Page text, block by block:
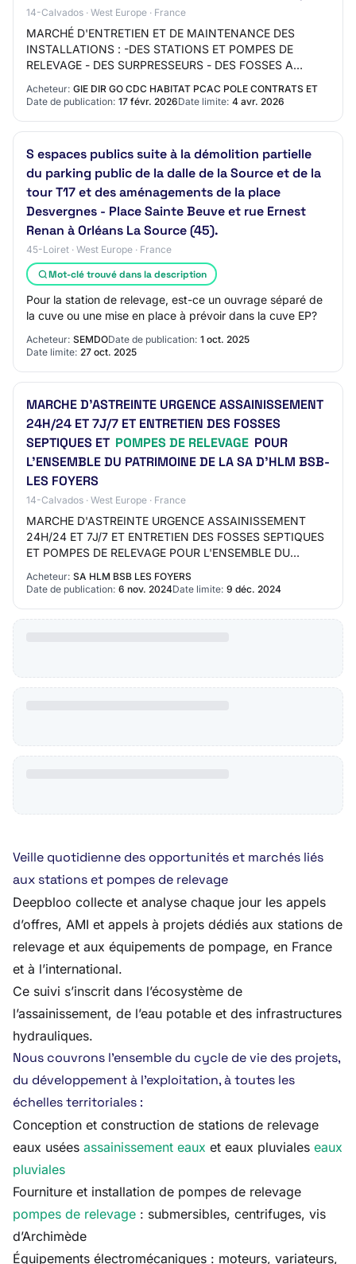
14-Calvados · West Europe · France
MARCHÉ D'ENTRETIEN ET DE MAINTENANCE DES
INSTALLATIONS : -DES STATIONS ET POMPES DE
RELEVAGE - DES SURPRESSEURS - DES FOSSES A
limite (heure de Paris)…
Acheteur: GIE DIR GO CDC HABITAT PCAC POLE CONTRATS ET
Date de publication: 17 févr. 2026Date limite: 4 avr. 2026
S espaces publics suite à la démolition partielle
du parking public de la dalle de la Source et de la
tour T17 et des aménagements de la place
Desvergnes - Place Sainte Beuve et rue Ernest
Renan à Orléans La Source (45).
45-Loiret · West Europe · France
Mot-clé trouvé dans la description
Pour la station de relevage, est-ce un ouvrage séparé de
la cuve ou une mise en place à prévoir dans la cuve EP?
Acheteur: SEMDODate de publication: 1 oct. 2025
Date limite: 27 oct. 2025
MARCHE D'ASTREINTE URGENCE ASSAINISSEMENT
24H/24 ET 7J/7 ET ENTRETIEN DES FOSSES
SEPTIQUES ET POMPES DE RELEVAGE POUR
L'ENSEMBLE DU PATRIMOINE DE LA SA D'HLM BSB-
LES FOYERS
14-Calvados · West Europe · France
MARCHE D'ASTREINTE URGENCE ASSAINISSEMENT
24H/24 ET 7J/7 ET ENTRETIEN DES FOSSES SEPTIQUES
ET POMPES DE RELEVAGE POUR L'ENSEMBLE DU
Description : MARCHE D'AST…
Acheteur: SA HLM BSB LES FOYERS
Date de publication: 6 nov. 2024Date limite: 9 déc. 2024
Veille quotidienne des opportunités et marchés liés
aux stations et pompes de relevage
Deepbloo collecte et analyse chaque jour les appels
d’offres, AMI et appels à projets dédiés aux stations de
relevage et aux équipements de pompage, en France
et à l’international.
Ce suivi s’inscrit dans l’écosystème de
l’assainissement, de l’eau potable et des infrastructures
hydrauliques.
Nous couvrons l’ensemble du cycle de vie des projets,
du développement à l’exploitation, à toutes les
échelles territoriales :
Conception et construction de stations de relevage
eaux usées assainissement eaux et eaux pluviales eaux
pluviales
Fourniture et installation de pompes de relevage
pompes de relevage : submersibles, centrifuges, vis
d’Archimède
Équipements électromécaniques : moteurs, variateurs,